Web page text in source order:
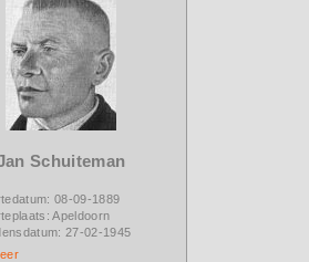
Schuiteman
08-09-1889
Apeldoorn
27-02-1945